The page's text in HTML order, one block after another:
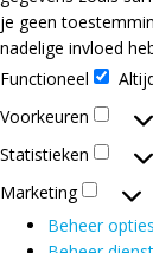
je geen
nadelige invloed
Functioneel
Voorkeuren
Statistieken
Marketing
Beheer opties